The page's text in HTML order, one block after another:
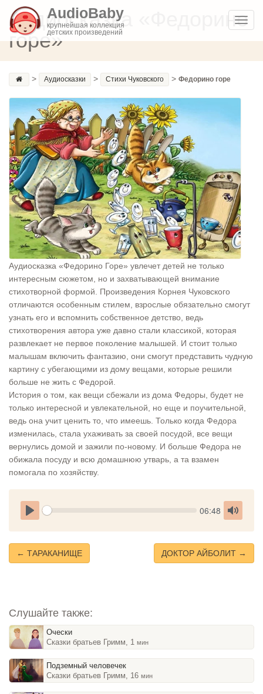
AudioBaby
крупнейшая коллекция
детских произведений
Аудиосказка «Федорино
горе»
> Аудиосказки > Стихи Чуковского > Федорино горе
Аудиосказка «Федорино Горе» увлечет детей не только
интересным сюжетом, но и захватывающей внимание
стихотворной формой. Произведения Корнея Чуковского
отличаются особенным стилем, взрослые обязательно смогут
узнать его и вспомнить собственное детство, ведь
стихотворения автора уже давно стали классикой, которая
развлекает не первое поколение малышей. И стоит только
малышам включить фантазию, они смогут представить чудную
картину с убегающими из дому вещами, которые решили
больше не жить с Федорой.
История о том, как вещи сбежали из дома Федоры, будет не
только интересной и увлекательной, но еще и поучительной,
ведь она учит ценить то, что имеешь. Только когда Федора
изменилась, стала ухаживать за своей посудой, все вещи
вернулись домой и зажили по-новому. И больше Федора не
обижала посуду и всю домашнюю утварь, а та взамен
помогала по хозяйству.
Play
Current
time
06:48
Toggle
← ТАРАКАНИЩЕ ДОКТОР АЙБОЛИТ →
Слушайте также:
Очески
Сказки братьев Гримм, 1 мин
Подземный человечек
Сказки братьев Гримм, 16 мин